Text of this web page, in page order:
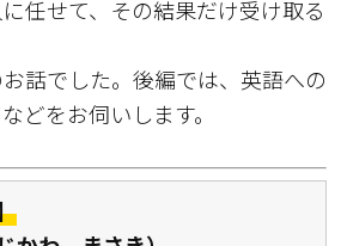
任せて、その結果だけ受け取る
話でした。後編では、英語への
どをお伺いします。